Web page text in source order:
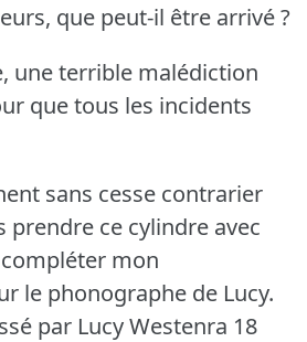
que peut-il être arrivé ?
une terrible malédiction
que tous les incidents
sans cesse contrarier
prendre ce cylindre avec
mon
le phonographe de Lucy.
par Lucy Westenra 18